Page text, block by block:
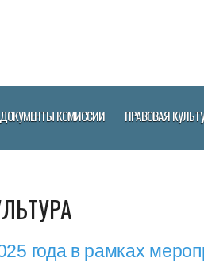
ДОКУМЕНТЫ КОМИССИИ ПРАВОВАЯ
года в рамках